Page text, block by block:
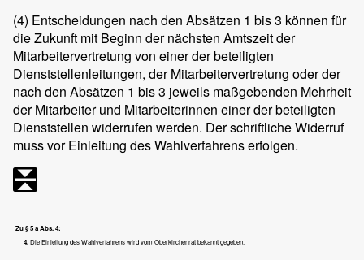
(4) Entscheidungen nach den Absätzen 1 bis 3 können für
die Zukunft mit Beginn der nächsten Amtszeit der
Mitarbeitervertretung von einer der beteiligten
Dienststellenleitungen, der Mitarbeitervertretung oder der
nach den Absätzen 1 bis 3 jeweils maßgebenden Mehrheit
der Mitarbeiter und Mitarbeiterinnen einer der beteiligten
Dienststellen widerrufen werden. Der schriftliche Widerruf
muss vor Einleitung des Wahlverfahrens erfolgen.
Zu § 5 a Abs. 4:
4.Die Einleitung des Wahlverfahrens wird vom Oberkirchenrat bekannt gegeben.